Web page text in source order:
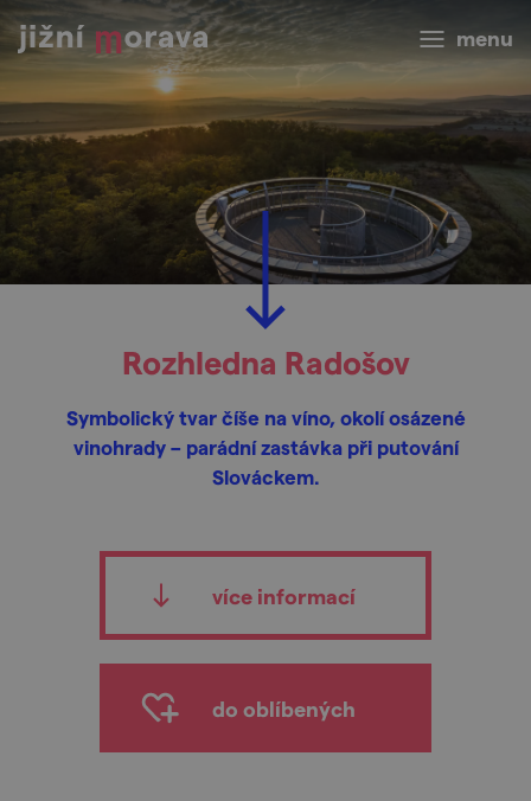
menu
Rozhledna Radošov
Symbolický tvar číše na víno, okolí osázené
vinohrady – parádní zastávka při putování
Slováckem.
více informací
do oblíbených